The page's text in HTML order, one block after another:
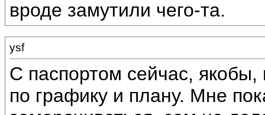
вроде замутили чего-та.
ysf
С паспортом сейчас,
по графику и плану. Мне